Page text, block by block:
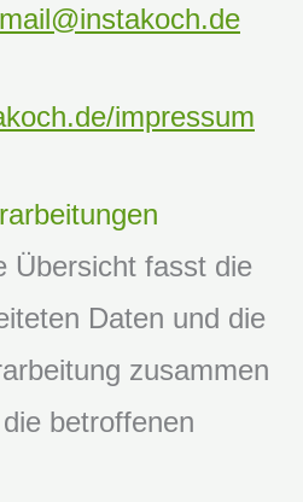
mail@instakoch.de
impressum
Übersicht fasst die
Daten und die
zusammen
betroffenen